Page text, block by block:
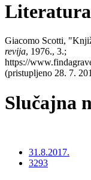
Literatura
Giacomo Scotti,
revija, 1976., 3.;
https://
(pristupljeno 28. 7.
Slučajna
31.8.2017.
3293